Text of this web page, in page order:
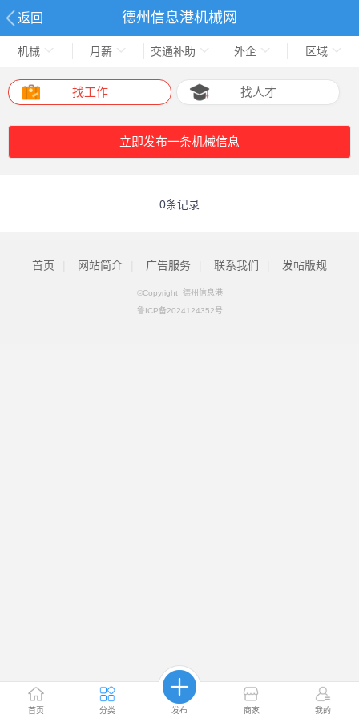
返回 德州信息港机械网
首页 分类 发布 商家 我的
机械 月薪 交通补助 外企 区域
找工作 找人才
立即发布一条机械信息
0条记录
首页 网站简介 广告服务 联系我们 发帖版规
©Copyright 德州信息港
鲁ICP备2024124352号